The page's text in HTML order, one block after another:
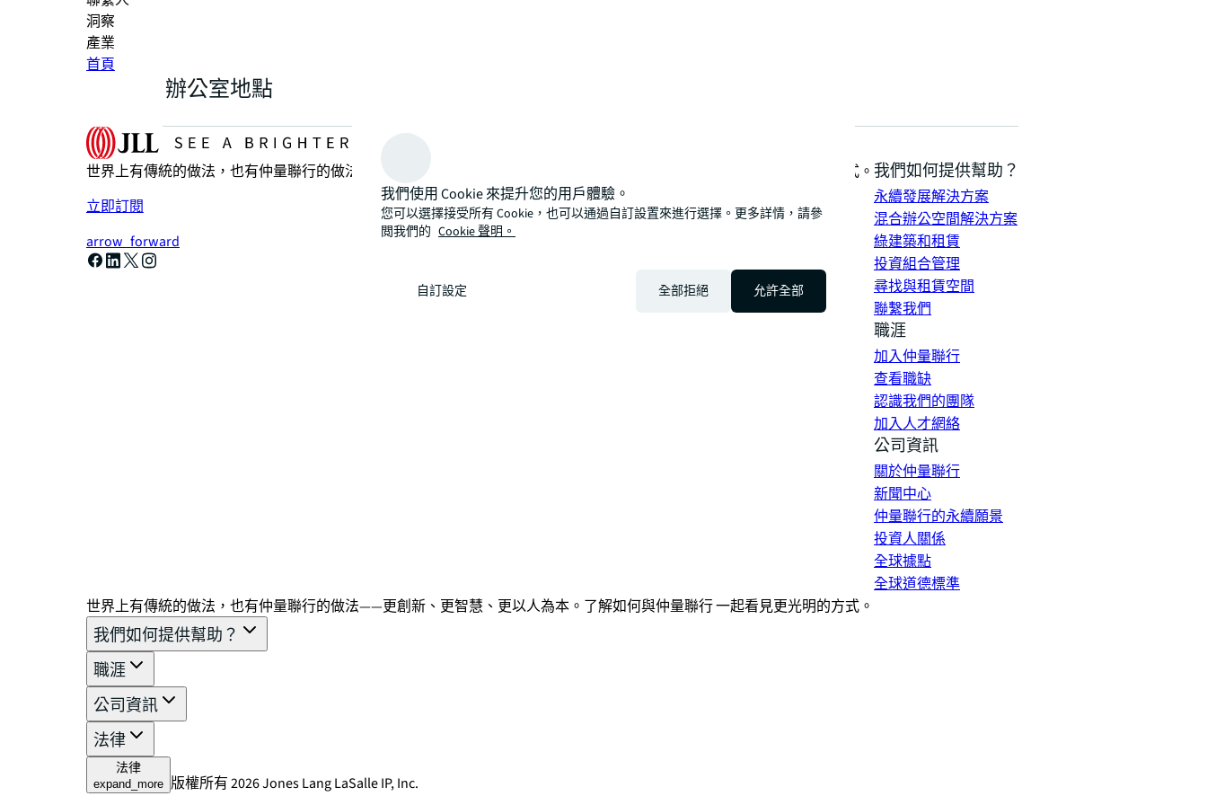
洞察
產業
首頁
辦公室地點
世界上有傳統的做法，也有仲量聯行的做法——更創新、更智慧、更以人為本。了解如何與仲量聯行 一起看見更光明的方式。
立即訂閱
arrow_forward
我們如何提供幫助？
永續發展解決方案
混合辦公空間解決方案
綠建築和租賃
投資組合管理
尋找與租賃空間
聯繫我們
職涯
加入仲量聯行
查看職缺
認識我們的團隊
加入人才網絡
公司資訊
關於仲量聯行
新聞中心
仲量聯行的永續願景
投資人關係
全球據點
全球道德標準
世界上有傳統的做法，也有仲量聯行的做法——更創新、更智慧、更以人為本。了解如何與仲量聯行 一起看見更光明的方式。
我們如何提供幫助？
職涯
公司資訊
法律
法律
expand_more 版權所有 2026 Jones Lang LaSalle IP, Inc.
我們使用 Cookie 來提升您的用戶體驗。
您可以選擇接受所有 Cookie，也可以通過自訂設置來進行選擇。更多詳情，請參
閲我們的 Cookie 聲明。
自訂設定 全部拒絕 允許全部